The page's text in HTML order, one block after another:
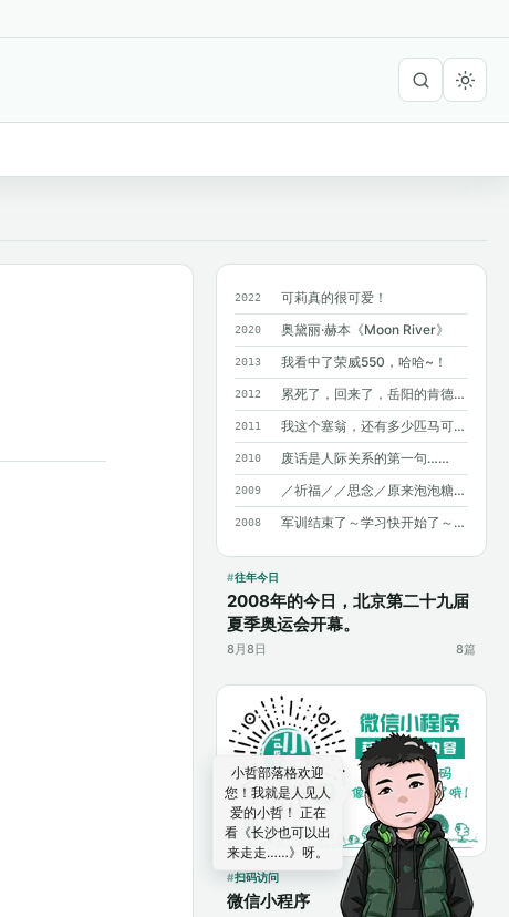
2022 可莉真的很可爱！
2020 奥黛丽·赫本《Moon River》
2013 我看中了荣威550，哈哈~！
2012 累死了，回来了，岳阳的肯德基附近没有麦...
2011 我这个塞翁，还有多少匹马可以丢掉呢？
2010 废话是人际关系的第一句……
2009 ／祈福／／思念／原来泡泡糖不能吞呀~
2008 军训结束了～学习快开始了～加油～加油～
往年今日
2008年的今日，北京第二十九届
夏季奥运会开幕。
8月8日 8篇
扫码访问
微信小程序